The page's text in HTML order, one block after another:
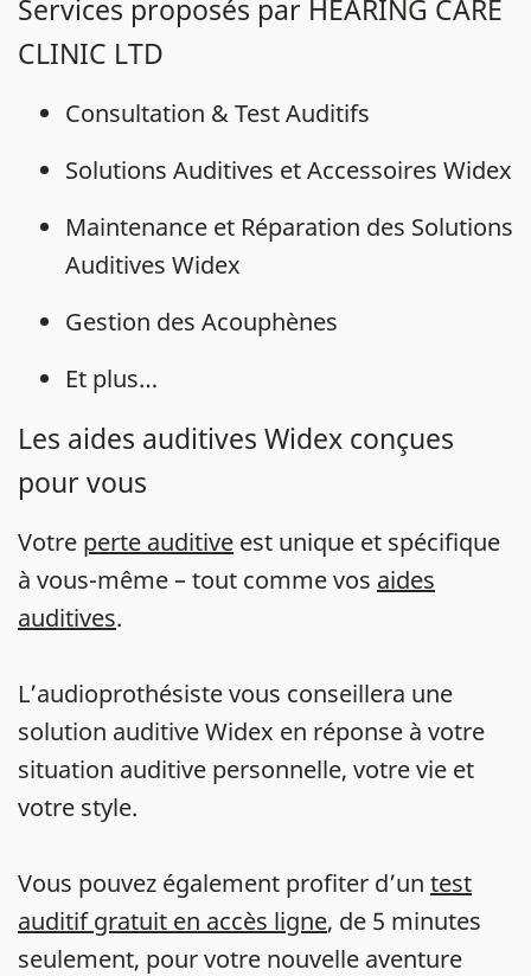
Services proposés par HEARING CARE
CLINIC LTD
Consultation & Test Auditifs
Solutions Auditives et Accessoires Widex
Maintenance et Réparation des Solutions
Auditives Widex
Gestion des Acouphènes
Et plus…
Les aides auditives Widex conçues
pour vous
Votre perte auditive est unique et spécifique
à vous-même – tout comme vos aides
auditives.
L’audioprothésiste vous conseillera une
solution auditive Widex en réponse à votre
situation auditive personnelle, votre vie et
votre style.
Vous pouvez également profiter d’un test
auditif gratuit en accès ligne, de 5 minutes
seulement, pour votre nouvelle aventure